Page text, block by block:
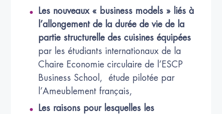
Les nouveaux « business models » liés à
l’allongement de la durée de vie de la
partie structurelle des cuisines équipées
par les étudiants internationaux de la
Chaire Economie circulaire de l’ESCP
Business School, étude pilotée par
l’Ameublement français,
Les raisons pour lesquelles les